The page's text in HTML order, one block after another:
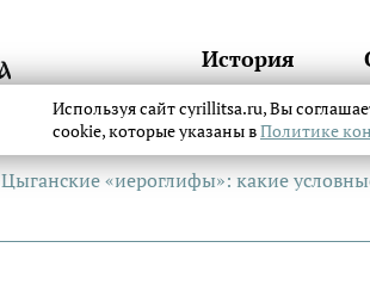
История
Цыганские «иероглифы»: какие
Используя сайт cyrillitsa.ru, Вы
cookie, которые указаны вПолитике